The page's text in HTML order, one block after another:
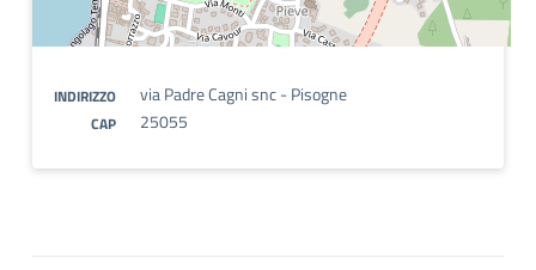
INDIRIZZO via Padre Cagni snc - Pisogne
CAP 25055